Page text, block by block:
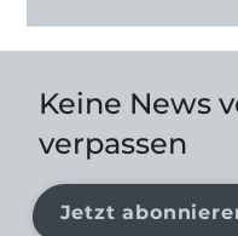
Keine News
verpassen
Jetzt